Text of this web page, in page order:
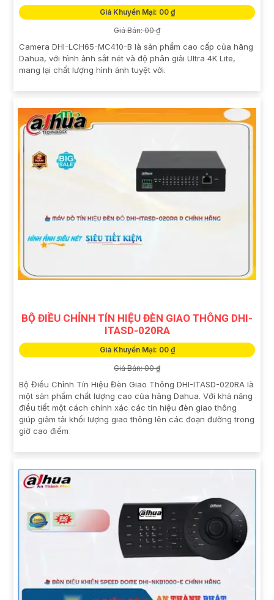
Giá Khuyến Mại: 00 ₫
Giá Bán: 00 ₫
Camera DHI-LCH65-MC410-B là sản phẩm cao cấp của hãng
Dahua, với hình ảnh sắt nét và độ phân giải Ultra 4K Lite,
mang lại chất lượng hình ảnh tuyệt vời.
BỘ ĐIỀU CHỈNH TÍN HIỆU ĐÈN GIAO THÔNG DHI-
ITASD-020RA
Giá Khuyến Mại: 00 ₫
Giá Bán: 00 ₫
Bộ Điều Chỉnh Tín Hiệu Đèn Giao Thông DHI-ITASD-020RA là
một sản phẩm chất lượng cao của hãng Dahua. Với khả năng
điều tiết một cách chính xác các tín hiệu đèn giao thông
giúp giảm tải khối lượng giao thông lên các đoạn đường trong
giờ cao điểm